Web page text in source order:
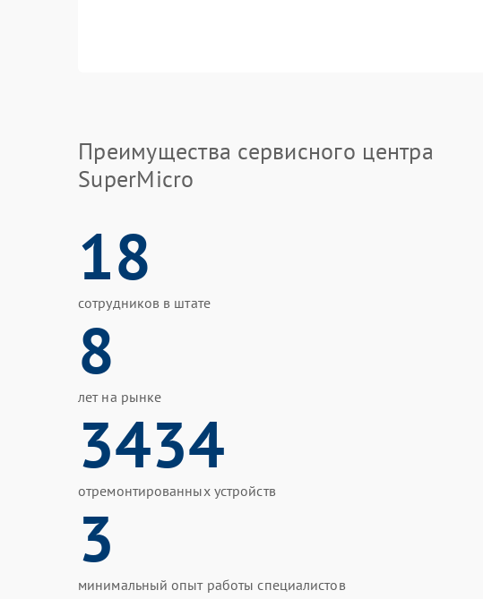
Преимущества сервисного центра
SuperMicro
18
сотрудников в штате
8
лет на рынке
3434
отремонтированных устройств
3
минимальный опыт работы специалистов